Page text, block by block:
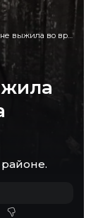
во время пожара на Кубани